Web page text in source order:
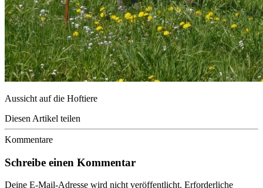
Aussicht auf die Hoftiere
Diesen Artikel teilen
Kommentare
Schreibe einen Kommentar
Deine E-Mail-Adresse wird nicht veröffentlicht. Erforderliche